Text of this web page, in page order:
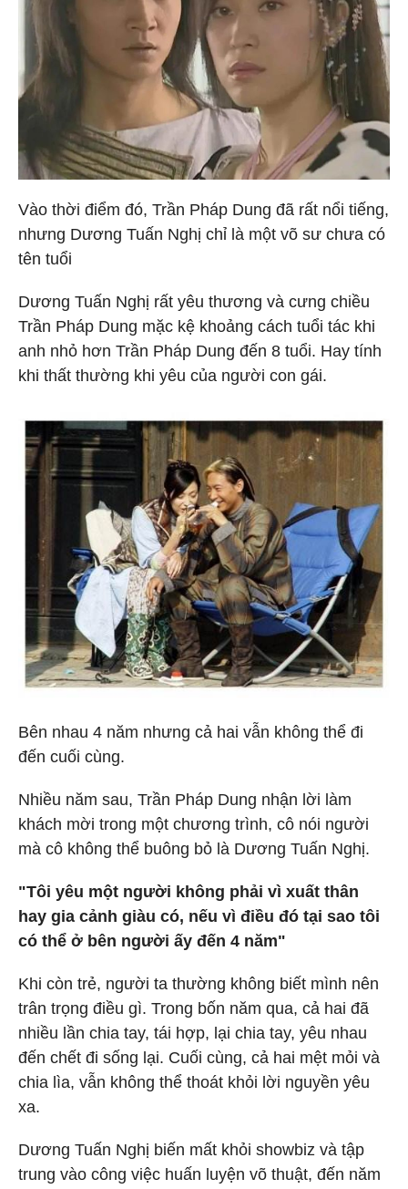
Vào thời điểm đó, Trần Pháp Dung đã rất nổi tiếng,
nhưng Dương Tuấn Nghị chỉ là một võ sư chưa có
tên tuổi
Dương Tuấn Nghị rất yêu thương và cưng chiều
Trần Pháp Dung mặc kệ khoảng cách tuổi tác khi
anh nhỏ hơn Trần Pháp Dung đến 8 tuổi. Hay tính
khi thất thường khi yêu của người con gái.
Bên nhau 4 năm nhưng cả hai vẫn không thể đi
đến cuối cùng.
Nhiều năm sau, Trần Pháp Dung nhận lời làm
khách mời trong một chương trình, cô nói người
mà cô không thể buông bỏ là Dương Tuấn Nghị.
"Tôi yêu một người không phải vì xuất thân
hay gia cảnh giàu có, nếu vì điều đó tại sao tôi
có thể ở bên người ấy đến 4 năm"
Khi còn trẻ, người ta thường không biết mình nên
trân trọng điều gì. Trong bốn năm qua, cả hai đã
nhiều lần chia tay, tái hợp, lại chia tay, yêu nhau
đến chết đi sống lại. Cuối cùng, cả hai mệt mỏi và
chia lìa, vẫn không thể thoát khỏi lời nguyền yêu
xa.
Dương Tuấn Nghị biến mất khỏi showbiz và tập
trung vào công việc huấn luyện võ thuật, đến năm